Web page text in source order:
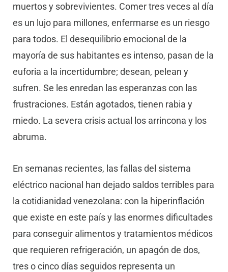
muertos y sobrevivientes. Comer tres veces al día
es un lujo para millones, enfermarse es un riesgo
para todos. El desequilibrio emocional de la
mayoría de sus habitantes es intenso, pasan de la
euforia a la incertidumbre; desean, pelean y
sufren. Se les enredan las esperanzas con las
frustraciones. Están agotados, tienen rabia y
miedo. La severa crisis actual los arrincona y los
abruma.
En semanas recientes, las fallas del sistema
eléctrico nacional han dejado saldos terribles para
la cotidianidad venezolana: con la hiperinflación
que existe en este país y las enormes dificultades
para conseguir alimentos y tratamientos médicos
que requieren refrigeración, un apagón de dos,
tres o cinco días seguidos representa un